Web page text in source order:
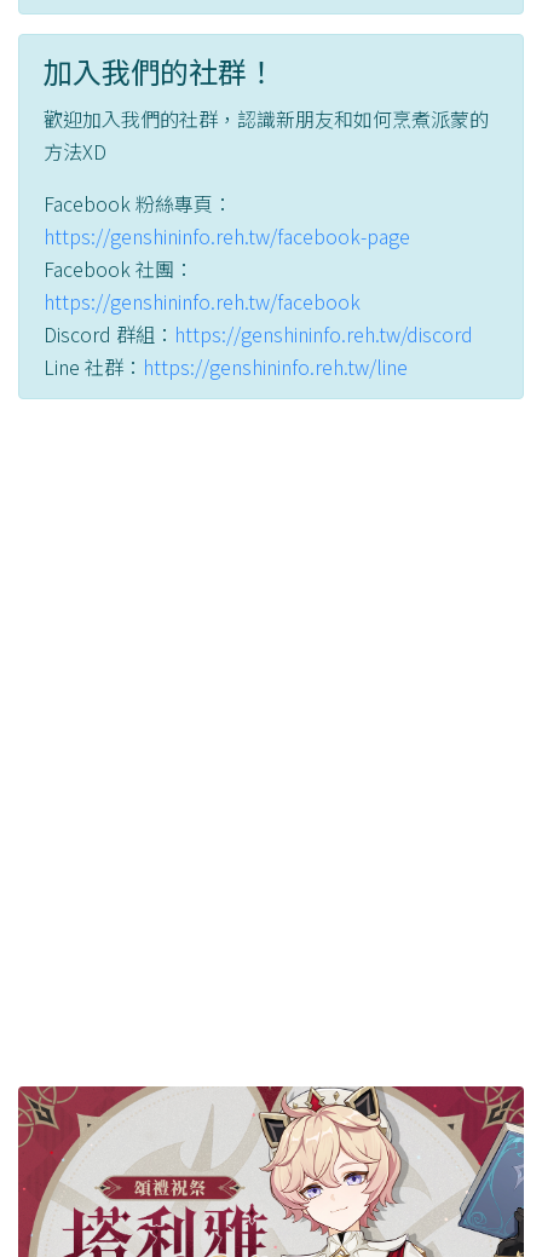
加入我們的社群！
歡迎加入我們的社群，認識新朋友和如何烹煮派蒙的
方法XD
Facebook 粉絲專頁：
https://genshininfo.reh.tw/facebook-page
Facebook 社團：
https://genshininfo.reh.tw/facebook
Discord 群組： https://genshininfo.reh.tw/discord
Line 社群： https://genshininfo.reh.tw/line